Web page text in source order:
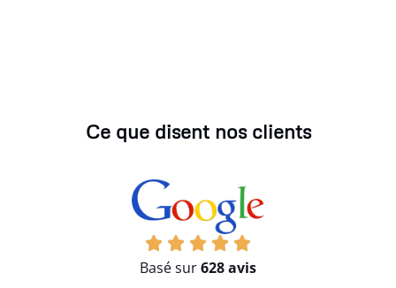
Ce que disent nos clients
Basé sur628 avis